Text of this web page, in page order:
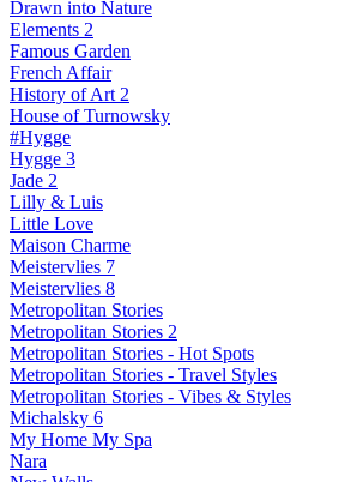
Drawn into Nature
Elements 2
Famous Garden
French Affair
History of Art 2
House of Turnowsky
#Hygge
Hygge 3
Jade 2
Lilly & Luis
Little Love
Maison Charme
Meistervlies 7
Meistervlies 8
Metropolitan Stories
Metropolitan Stories 2
Metropolitan Stories - Hot Spots
Metropolitan Stories - Travel Styles
Metropolitan Stories - Vibes & Styles
Michalsky 6
My Home My Spa
Nara